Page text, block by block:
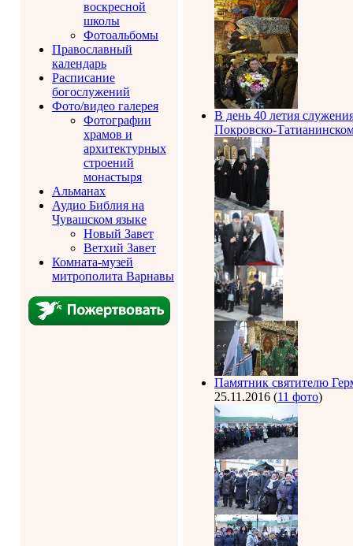
воскресной
школы
Фотоальбомы
Православный
календарь
Расписание
богослужений
Фото/видео галерея
Фотографии
храмов и
архитектурных
строений
монастыря
Альманах
Аудио Библия на
Чувашском языке
Новый Завет
Ветхий Завет
Комната-музей
митрополита Варнавы
В день 40 летия
Покровско-
Памятник святителю
25.11.2016 (11 фото)